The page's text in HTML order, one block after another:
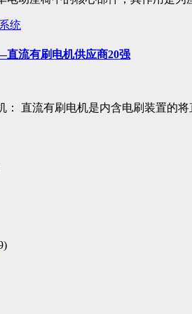
统
流有刷电机供应商20强
： 直流有刷电机是内含电刷装置的